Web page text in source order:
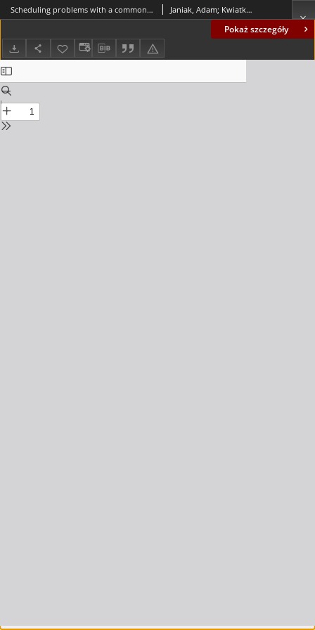
Pokaż szczegóły
Scheduling problems with a common due window assignment: A survey Janiak, Adam; Kwiatkowski, Tomasz; Lichtenstein, Maciej